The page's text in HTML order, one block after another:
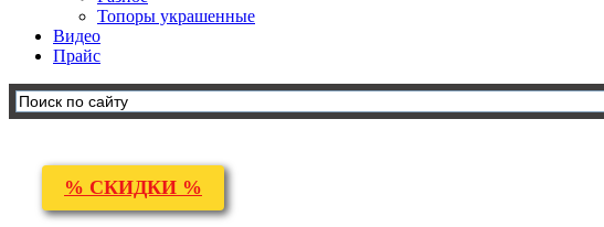
Топоры украшенные
Видео
Прайс
% СКИДКИ %